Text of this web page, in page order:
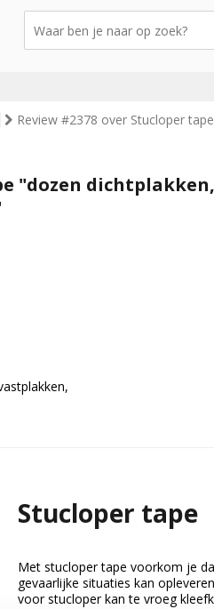
Review #2378 over Stucloper tape
"dozen
Stucloper tape
Met stucloper tape voorkom je
gevaarlijke situaties kan
voor stucloper kan te vroeg